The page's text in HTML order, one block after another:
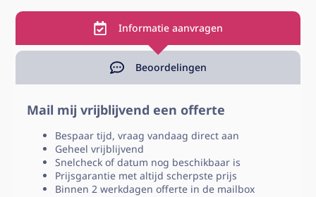
Informatie aanvragen
Beoordelingen
Mail mij vrijblijvend een offerte
Bespaar tijd, vraag vandaag direct aan
Geheel vrijblijvend
Snelcheck of datum nog beschikbaar is
Prijsgarantie met altijd scherpste prijs
Binnen 2 werkdagen offerte in de mailbox